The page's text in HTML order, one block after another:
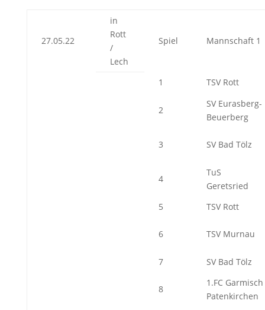
27.05.22
in
Rott
/
Lech
Spiel Mannschaft 1
1 TSV Rott
2
SV Eurasberg-
Beuerberg
3 SV Bad Tölz
4
TuS
Geretsried
5
TSV Rott
6 TSV Murnau
7 SV Bad Tölz
8
1.FC Garmisch
Patenkirchen